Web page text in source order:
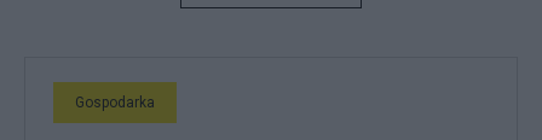
Gospodarka